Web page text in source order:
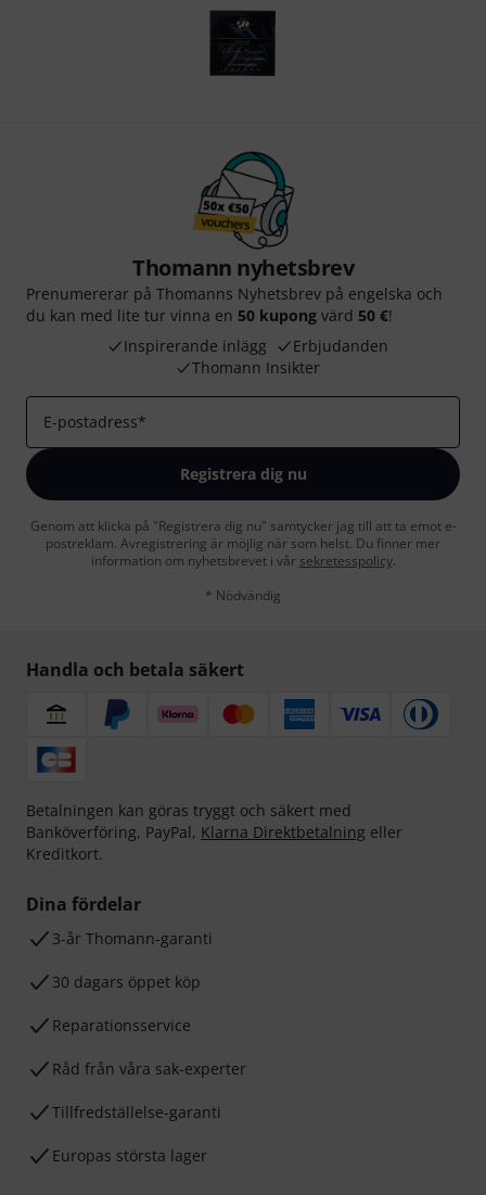
Thomann nyhetsbrev
Prenumererar på Thomanns Nyhetsbrev på engelska och
du kan med lite tur vinna en 50 kupong värd 50 €!
Inspirerande inlägg
Erbjudanden
Thomann Insikter
E-postadress*
Registrera dig nu
Genom att klicka på "Registrera dig nu" samtycker jag till att ta emot e-
postreklam. Avregistrering är möjlig när som helst. Du finner mer
information om nyhetsbrevet i vår sekretesspolicy.
* Nödvändig
Handla och betala säkert
Betalningen kan göras tryggt och säkert med
Banköverföring, PayPal, Klarna Direktbetalning eller
Kreditkort.
Dina fördelar
3-år Thomann-garanti
30 dagars öppet köp
Reparationsservice
Råd från våra sak-experter
Tillfredställelse-garanti
Europas största lager